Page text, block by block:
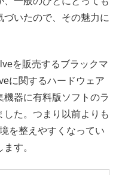
いたので、その魅力に
を販売するブラックマ
に関するハードウェア
器に有料版ソフトのラ
た。つまり以前よりも
を整えやすくなってい
す。